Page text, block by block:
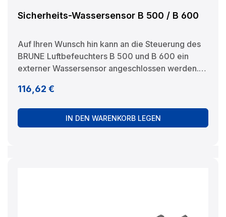
Sicherheits-Wassersensor B 500 / B 600
Auf Ihren Wunsch hin kann an die Steuerung des
BRUNE Luftbefeuchters B 500 und B 600 ein
externer Wassersensor angeschlossen werden.
(empfohlen in Kombination mit der
einem unkontrollierten Wasseraustritt aus dem
Gerät. Das Gerät stoppt sofort und Sie werden
BRUNELuftbefeuchtung Proklima GmbH
Regulärer Preis:
116,62 €
IN DEN WARENKORB LEGEN